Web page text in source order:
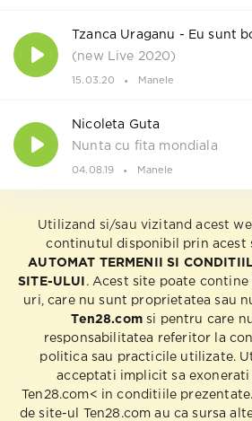
(new Live 2020)
15.03.20 Manele
Nicoleta Guta
Nunta cu fita mondiala
04.08.19 Manele
Utilizand si/sau vizitand acest
continutul disponibil prin acest
AUTOMAT TERMENII SI
SITE-ULUI
. Acest site poate
uri, care nu sunt proprietatea sau
Ten28.comsi pentru care
responsabilitatea referitor la
politica sau practicile utilizate.
acceptati implicit sa exonerati
Ten28.com< in conditiile
de site-ul Ten28.com au ca sursa